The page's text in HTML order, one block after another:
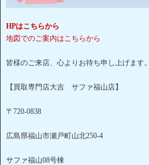
HPはこちらから
地図でのご案内はこちらから
皆様のご来店、心よりお待ち申し上げます。
【買取専門店大吉 サファ福山店】
〒720-0838
広島県福山市瀬戸町山北250-4
サファ福山08号棟